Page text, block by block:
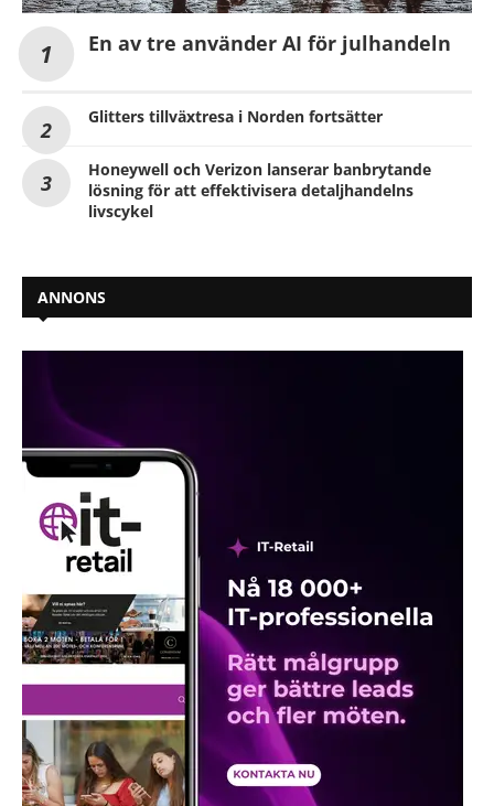
En av tre använder AI för julhandeln
Glitters tillväxtresa i Norden fortsätter
Honeywell och Verizon lanserar banbrytande
lösning för att effektivisera detaljhandelns
livscykel
ANNONS